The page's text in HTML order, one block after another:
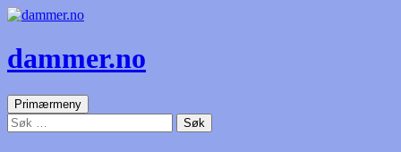
dammer.no
SøkPrimærmeny Gå
til
innhold
Søk
etter: